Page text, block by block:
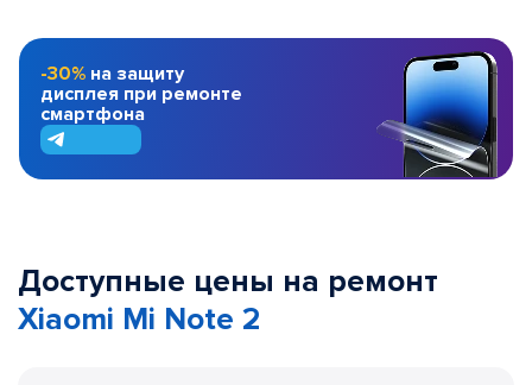
-30% на защиту
дисплея при ремонте
смартфона
Доступные цены на ремонт
Xiaomi Mi Note 2